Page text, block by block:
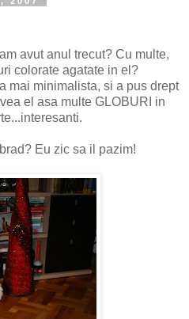
avut anul trecut? Cu multe,
colorate agatate in el?
mai minimalista, si a pus drept
el asa multe GLOBURI in
Eu zic sa il pazim!